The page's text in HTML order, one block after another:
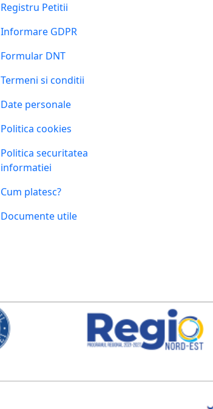
Registru Petitii
Informare GDPR
Formular DNT
Termeni si conditii
Date personale
Politica cookies
Politica securitatea
informatiei
Cum platesc?
Documente utile